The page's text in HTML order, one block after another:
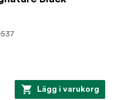
Lägg i varukorg